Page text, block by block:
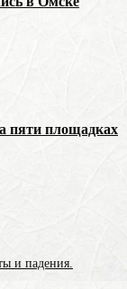
пяти площадках
и падения.